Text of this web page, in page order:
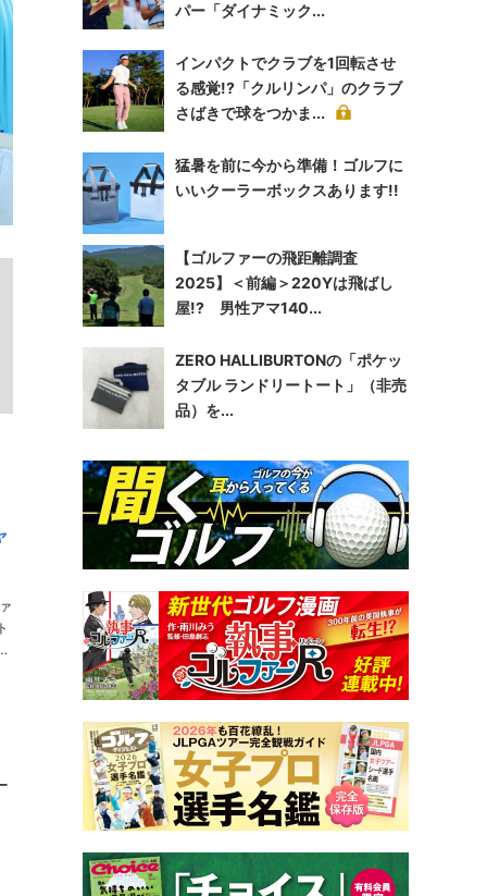
パー「ダイナミック...
インパクトでクラブを1回転させ
る感覚!?「クルリンパ」のクラブ
さばきで球をつかま...
猛暑を前に今から準備！ゴルフに
いいクーラーボックスあります!!
【ゴルファーの飛距離調査
2025】＜前編＞220Yは飛ばし
屋!? 男性アマ140...
ZERO HALLIBURTONの「ポケッ
タブル ランドリートート」（非売
品）を...